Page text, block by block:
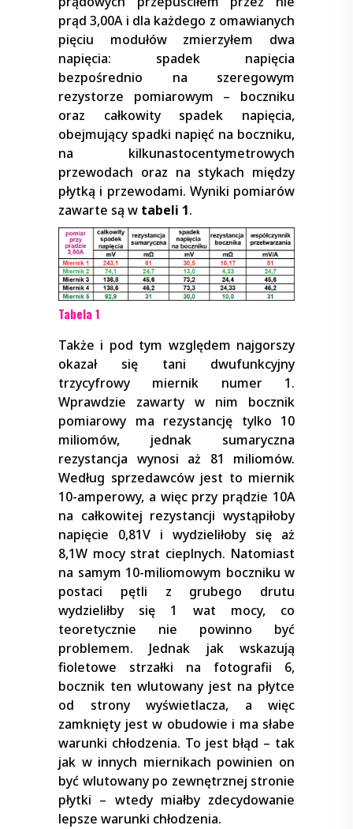
prąd 3,00A i dla każdego z omawianych
pięciu modułów zmierzyłem dwa
napięcia: spadek napięcia
bezpośrednio na szeregowym
rezystorze pomiarowym – boczniku
oraz całkowity spadek napięcia,
obejmujący spadki napięć na boczniku,
na kilkunastocentymetrowych
przewodach oraz na stykach między
płytką i przewodami. Wyniki pomiarów
zawarte są w tabeli 1.
Tabela 1
Także i pod tym względem najgorszy
okazał się tani dwufunkcyjny
trzycyfrowy miernik numer 1.
Wprawdzie zawarty w nim bocznik
pomiarowy ma rezystancję tylko 10
miliomów, jednak sumaryczna
rezystancja wynosi aż 81 miliomów.
Według sprzedawców jest to miernik
10-amperowy, a więc przy prądzie 10A
na całkowitej rezystancji wystąpiłoby
napięcie 0,81V i wydzieliłoby się aż
8,1W mocy strat cieplnych. Natomiast
na samym 10-miliomowym boczniku w
postaci pętli z grubego drutu
wydzieliłby się 1 wat mocy, co
teoretycznie nie powinno być
problemem. Jednak jak wskazują
fioletowe strzałki na fotografii 6,
bocznik ten wlutowany jest na płytce
od strony wyświetlacza, a więc
zamknięty jest w obudowie i ma słabe
warunki chłodzenia. To jest błąd – tak
jak w innych miernikach powinien on
być wlutowany po zewnętrznej stronie
płytki – wtedy miałby zdecydowanie
lepsze warunki chłodzenia.